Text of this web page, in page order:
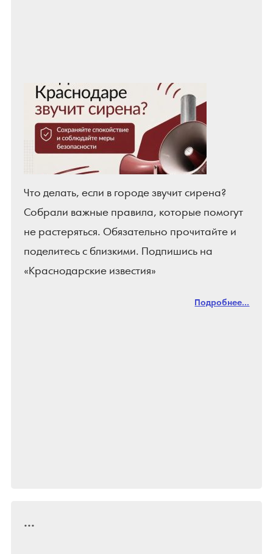
Что делать, если в городе звучит сирена?
Собрали важные правила, которые помогут
не растеряться. Обязательно прочитайте и
поделитесь с близкими. Подпишись на
«Краснодарские известия»
Подробнее...
...